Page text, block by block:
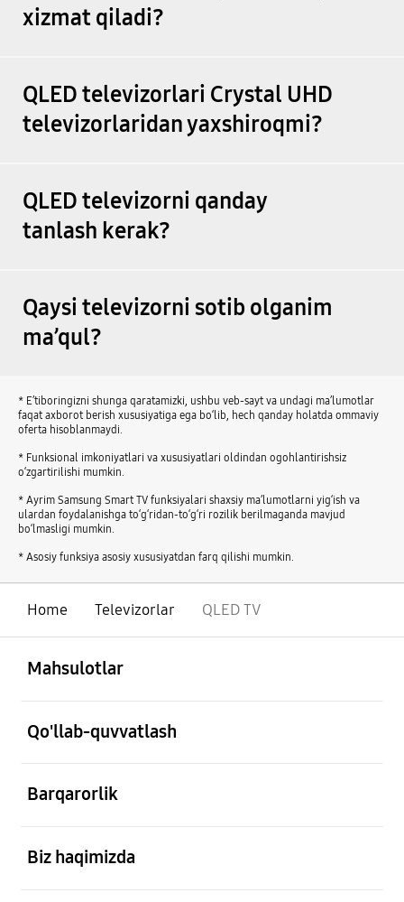
xizmat qiladi?
QLED televizorlari Crystal UHD
televizorlaridan yaxshiroqmi?
QLED televizorni qanday
tanlash kerak?
Qaysi televizorni sotib olganim
ma’qul?
* E’tiboringizni shunga qaratamizki, ushbu veb-sayt va undagi ma’lumotlar
faqat axborot berish xususiyatiga ega bo‘lib, hech qanday holatda ommaviy
oferta hisoblanmaydi.
* Funksional imkoniyatlari va xususiyatlari oldindan ogohlantirishsiz
o‘zgartirilishi mumkin.
* Ayrim Samsung Smart TV funksiyalari shaxsiy ma’lumotlarni yig‘ish va
ulardan foydalanishga to‘g‘ridan-to‘g‘ri rozilik berilmaganda mavjud
bo‘lmasligi mumkin.
* Asosiy funksiya asosiy xususiyatdan farq qilishi mumkin.
Home Televizorlar QLED TV
Mahsulotlar
Qo'llab-quvvatlash
Barqarorlik
Biz haqimizda